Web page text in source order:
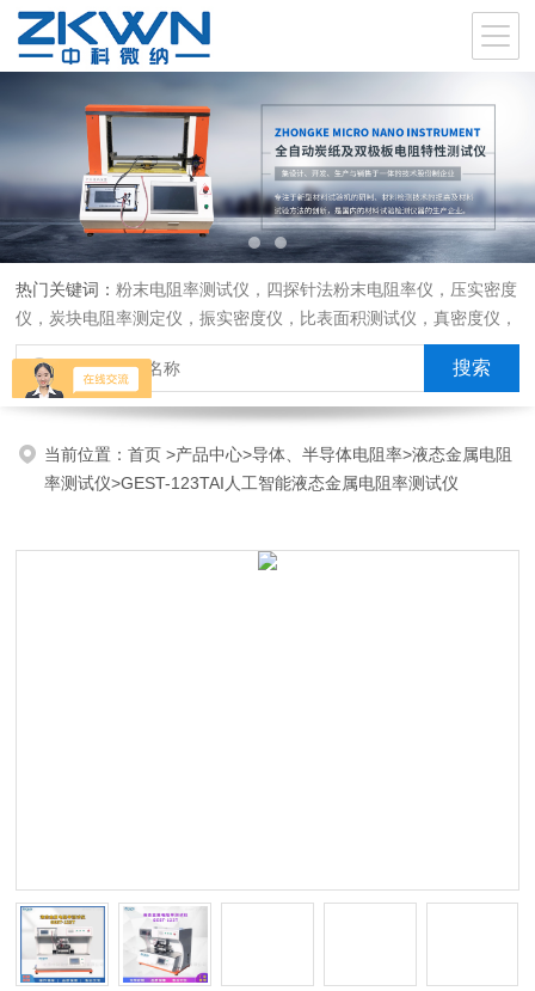
热门关键词：粉末电阻率测试仪，四探针法粉末电阻率仪，压实密度
仪，炭块电阻率测定仪，振实密度仪，比表面积测试仪，真密度仪，
炭块热膨胀仪，炭块透气率仪，炭块二氧化碳反应测定仪
当前位置：首页>产品中心>导体、半导体电阻率>液态金属电阻
率测试仪>GEST-123TAI人工智能液态金属电阻率测试仪